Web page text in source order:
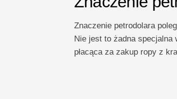
Znaczenie petrodolara
Nie jest to żadna
płacąca za zakup ropy z